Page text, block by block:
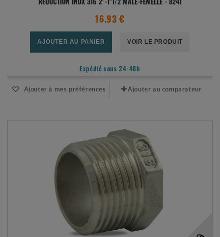
RÉDUCTION INOX 316 2"-1"1/2 MÂLE-FEMELLE - 8241
16.93 €
AJOUTER AU PANIER VOIR LE PRODUIT
Expédié sous 24-48h
Ajouter à mes préférences Ajouter au comparateur